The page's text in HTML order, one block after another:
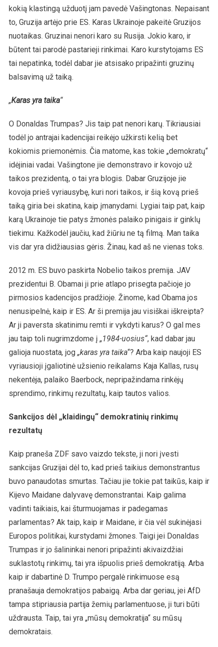
kokią klastingą užduotį jam pavedė Vašingtonas. Nepaisant
to, Gruzija artėjo prie ES. Karas Ukrainoje pakeitė Gruzijos
nuotaikas. Gruzinai nenori karo su Rusija. Jokio karo, ir
būtent tai parodė pastarieji rinkimai. Karo kurstytojams ES
tai nepatinka, todėl dabar jie atsisako pripažinti gruzinų
balsavimą už taiką.
„Karas yra taika“
O Donaldas Trumpas? Jis taip pat nenori karų. Tikriausiai
todėl jo antrajai kadencijai reikėjo užkirsti kelią bet
kokiomis priemonėmis. Čia matome, kas tokie „demokratų“
idėjiniai vadai. Vašingtone jie demonstravo ir kovojo už
taikos prezidentą, o tai yra blogis. Dabar Gruzijoje jie
kovoja prieš vyriausybę, kuri nori taikos, ir šią kovą prieš
taiką giria bei skatina, kaip įmanydami. Lygiai taip pat, kaip
karą Ukrainoje tie patys žmonės palaiko pinigais ir ginklų
tiekimu. Kažkodėl jaučiu, kad žiūriu ne tą filmą. Man taika
vis dar yra didžiausias gėris. Žinau, kad aš ne vienas toks.
2012 m. ES buvo paskirta Nobelio taikos premija. JAV
prezidentui B. Obamai ji prie atlapo prisegta pačioje jo
pirmosios kadencijos pradžioje. Žinome, kad Obama jos
nenusipelnė, kaip ir ES. Ar ši premija jau visiškai iškreipta?
Ar ji paversta skatinimu remti ir vykdyti karus? O gal mes
jau taip toli nugrimzdome į „1984-uosius“, kad dabar jau
galioja nuostata, jog „karas yra taika“? Arba kaip naujoji ES
vyriausioji įgaliotinė užsienio reikalams Kaja Kallas, rusų
nekentėja, palaiko Baerbock, nepripažindama rinkėjų
sprendimo, rinkimų rezultatų, kaip tautos valios.
Sankcijos dėl „klaidingų“ demokratinių rinkimų
rezultatų
Kaip praneša ZDF savo vaizdo tekste, ji nori įvesti
sankcijas Gruzijai dėl to, kad prieš taikius demonstrantus
buvo panaudotas smurtas. Tačiau jie tokie pat taikūs, kaip ir
Kijevo Maidane dalyvavę demonstrantai. Kaip galima
vadinti taikiais, kai šturmuojamas ir padegamas
parlamentas? Ak taip, kaip ir Maidane, ir čia vėl sukinėjasi
Europos politikai, kurstydami žmones. Taigi jei Donaldas
Trumpas ir jo šalininkai nenori pripažinti akivaizdžiai
suklastotų rinkimų, tai yra išpuolis prieš demokratiją. Arba
kaip ir dabartinė D. Trumpo pergalė rinkimuose esą
pranašauja demokratijos pabaigą. Arba dar geriau, jei AfD
tampa stipriausia partija žemių parlamentuose, ji turi būti
uždrausta. Taip, tai yra „mūsų demokratija“ su mūsų
demokratais.